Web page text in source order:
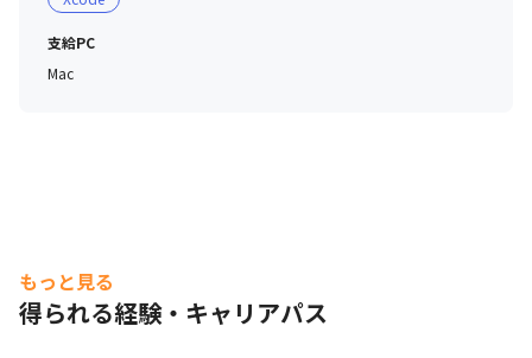
に開催中
（会社同意のもと残業扱い）
・資格取得支援制度あり
とでキャリア形成をサポート
・「IT技術者としての専門スキル」を会得することだけで
なく、ビジネスパーソンとして「ヒューマンスキル」や
支給PC
Mac
もっと見る
得られる経験・キャリアパス